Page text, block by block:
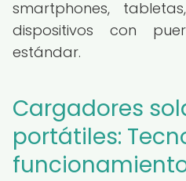
smartphones,
dispositivos con
estándar.
Cargadores
portátiles: